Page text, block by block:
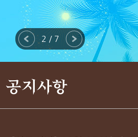
2 / 7
공지사항